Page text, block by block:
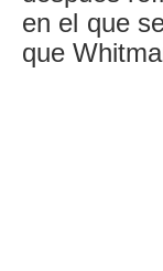
en el que
que